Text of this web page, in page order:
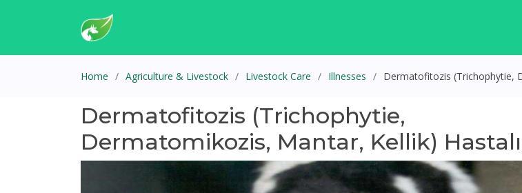
Home Agriculture & Livestock Livestock Care Illnesses Dermatofitozis (Trichophytie,
Dermatofitozis (Trichophytie,
Dermatomikozis, Mantar, Kellik)